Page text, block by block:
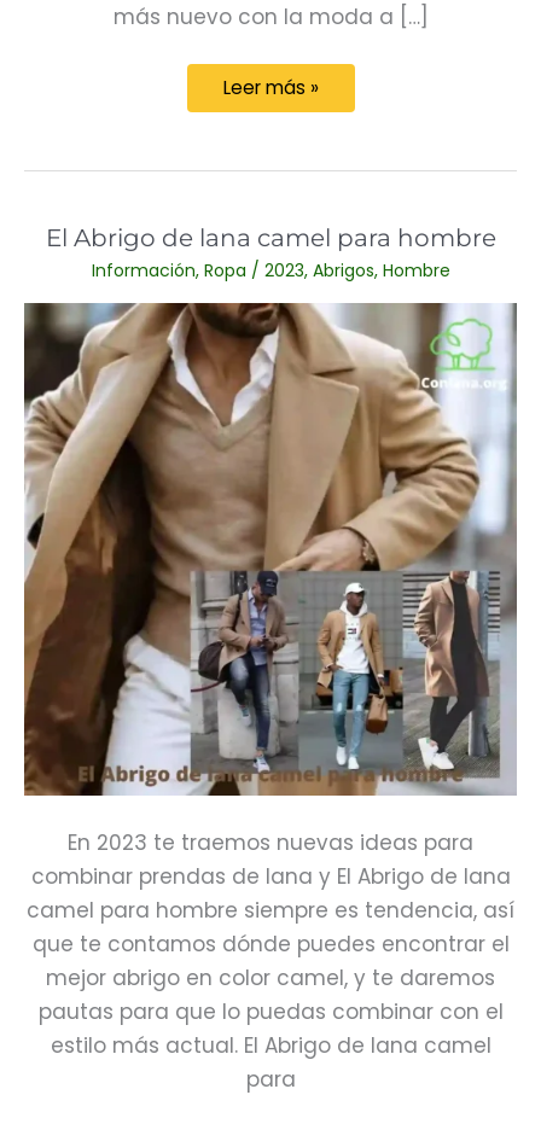
más nuevo con la moda a […]
Ideas
de
2023
Leer más »
El Abrigo de lana camel para hombre
Información, Ropa / 2023, Abrigos, Hombre
En 2023 te traemos nuevas ideas para
combinar prendas de lana y El Abrigo de lana
camel para hombre siempre es tendencia, así
que te contamos dónde puedes encontrar el
mejor abrigo en color camel, y te daremos
pautas para que lo puedas combinar con el
estilo más actual. El Abrigo de lana camel
para